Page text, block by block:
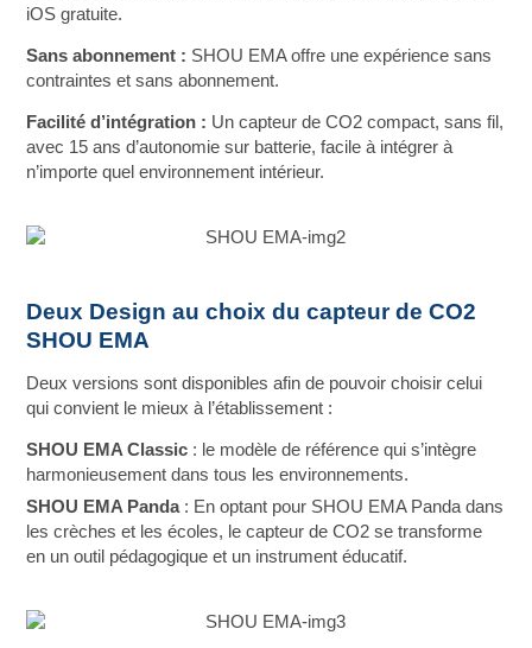
iOS gratuite.
Sans abonnement : SHOU EMA offre une expérience sans
contraintes et sans abonnement.
Facilité d’intégration : Un capteur de CO2 compact, sans fil,
avec 15 ans d’autonomie sur batterie, facile à intégrer à
n’importe quel environnement intérieur.
Deux Design au choix du capteur de CO2
SHOU EMA
Deux versions sont disponibles afin de pouvoir choisir celui
qui convient le mieux à l’établissement :
SHOU EMA Classic : le modèle de référence qui s’intègre
harmonieusement dans tous les environnements.
SHOU EMA Panda: En optant pour SHOU EMA Panda dans
les crèches et les écoles, le capteur de CO2 se transforme
en un outil pédagogique et un instrument éducatif.